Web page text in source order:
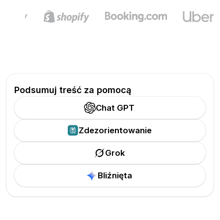
Podsumuj treść za pomocą
Chat GPT
Zdezorientowanie
Grok
Bliźnięta